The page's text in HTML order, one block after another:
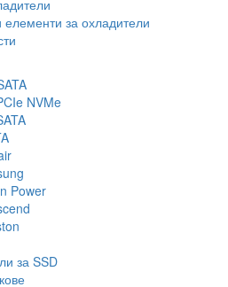
за охладители
NVMe
Power
за SSD